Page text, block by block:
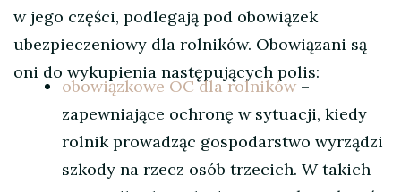
w jego części, podlegają pod obowiązek
ubezpieczeniowy dla rolników. Obowiązani są
oni do wykupienia następujących polis:
obowiązkowe OC dla rolników –
zapewniające ochronę w sytuacji, kiedy
rolnik prowadząc gospodarstwo wyrządzi
szkody na rzecz osób trzecich. W takich